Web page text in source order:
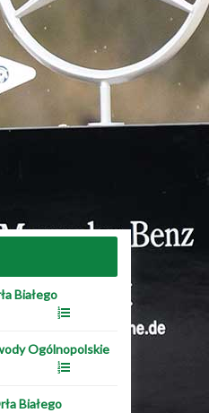
Białego
Ogólnopolskie
Białego